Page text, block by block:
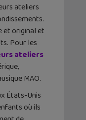
ateliers
et original et
Pour les
ateliers
MAO.
États-Unis
où ils